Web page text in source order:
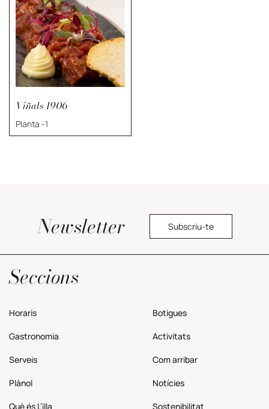
Viñals 1906
Planta -1
Newsletter Subscriu-te
Seccions
Horaris Botigues
Gastronomia Activitats
Serveis Comarribar
Plànol Notícies
Què és L’illa Sostenibilitat